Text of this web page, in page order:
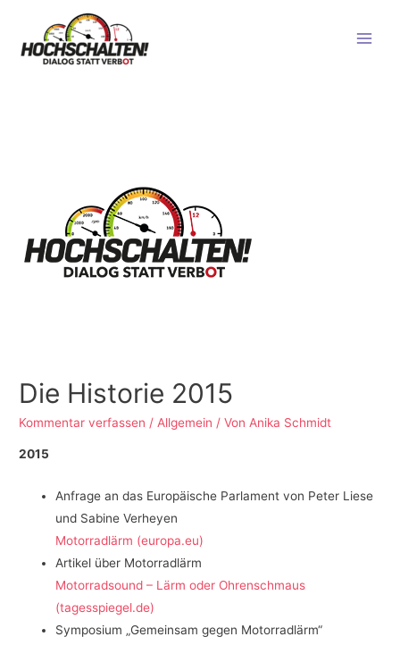
Die Historie 2015
Kommentar verfassen / Allgemein / Von Anika Schmidt
2015
Anfrage an das Europäische Parlament von Peter Liese
und Sabine Verheyen
Motorradlärm (europa.eu)
Artikel über Motorradlärm
Motorradsound – Lärm oder Ohrenschmaus
(tagesspiegel.de)
Symposium „Gemeinsam gegen Motorradlärm“